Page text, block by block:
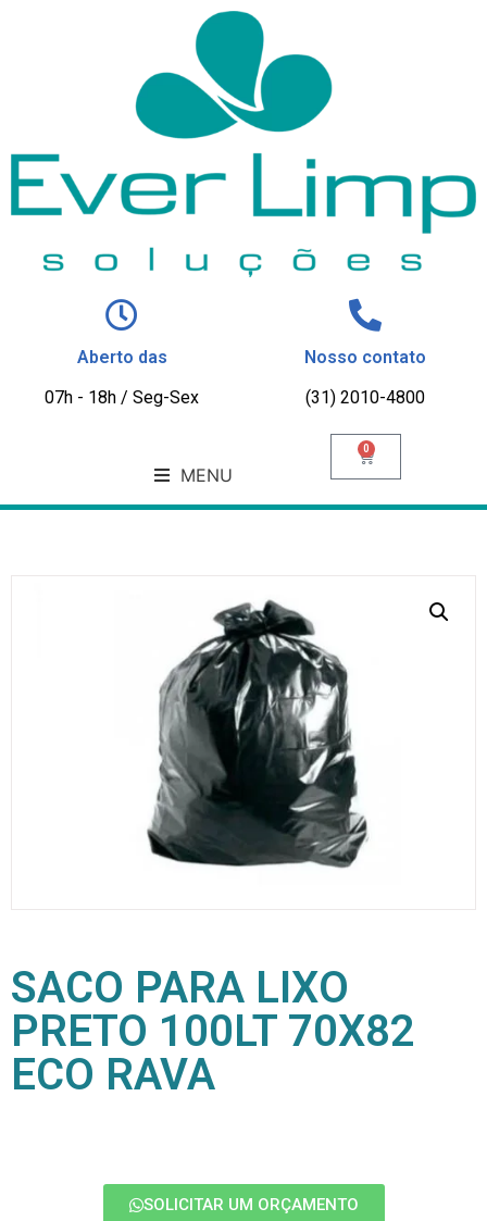
Aberto das
07h - 18h / Seg-Sex
Nosso contato
(31) 2010-4800
MENU
0
SACO PARA LIXO
PRETO 100LT 70X82
ECO RAVA
SOLICITAR UM ORÇAMENTO